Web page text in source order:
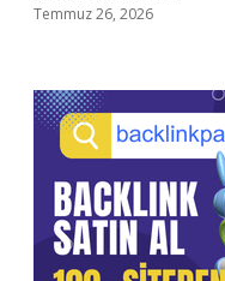
Temmuz 26, 2026